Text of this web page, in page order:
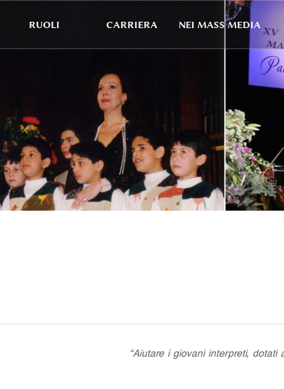
RUOLI CARRIERA NEI MASS MEDIA
“Aiutare i giovani interpreti,